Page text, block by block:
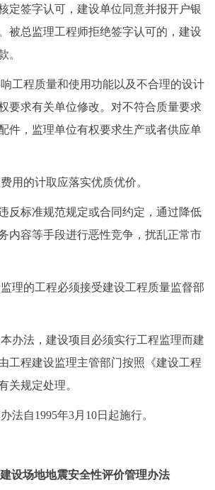
定签字认可，建设单位同意并报开户银
被总监理工程师拒绝签字认可的，建设
。
程质量和使用功能以及不合理的设计
要求有关单位修改。对不符合质量要求
件，监理单位有权要求生产或者供应单
的计取应落实优质优价。
标准规范规定或合同约定，通过降低
内容等手段进行恶性竞争，扰乱正常市
的工程必须接受建设工程质量监督部
法，建设项目必须实行工程监理而建
工程建设监理主管部门按照《建设工程
关规定处理。
自1995年3月10日起施行。
设场地地震安全性评价管理办法